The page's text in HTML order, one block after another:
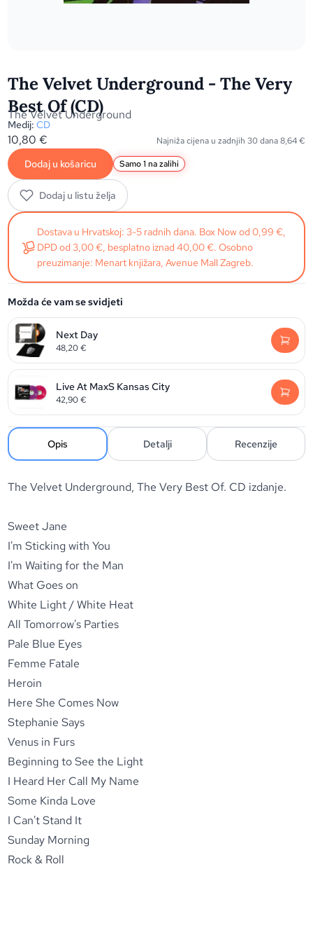
The Velvet Underground - The Very
Best Of (CD)
The Velvet Underground
Medij: CD
10,80€ Najniža cijena u zadnjih 30 dana8,64€
Dodaj u košaricu Samo 1 na zalihi
Dodaj u listu želja
Dostava u Hrvatskoj: 3-5 radnih dana. Box Now od 0,99 €,
DPD od 3,00 €, besplatno iznad 40,00 €. Osobno
preuzimanje: Menart knjižara, Avenue Mall Zagreb.
Možda će vam se svidjeti
Next Day
48,20€
Live At MaxS Kansas City
42,90€
Opis Detalji Recenzije
The Velvet Underground, The Very Best Of. CD izdanje.
Sweet Jane
I'm Sticking with You
I'm Waiting for the Man
What Goes on
White Light / White Heat
All Tomorrow's Parties
Pale Blue Eyes
Femme Fatale
Heroin
Here She Comes Now
Stephanie Says
Venus in Furs
Beginning to See the Light
I Heard Her Call My Name
Some Kinda Love
I Can't Stand It
Sunday Morning
Rock & Roll